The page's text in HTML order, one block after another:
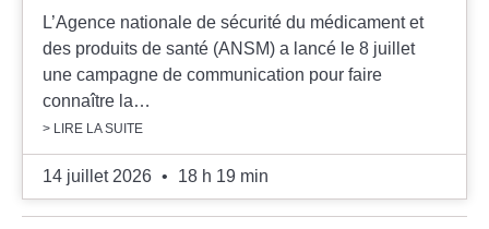
L’Agence nationale de sécurité du médicament et
des produits de santé (ANSM) a lancé le 8 juillet
une campagne de communication pour faire
connaître la…
> LIRE LA SUITE
14 juillet 2026 18 h 19 min